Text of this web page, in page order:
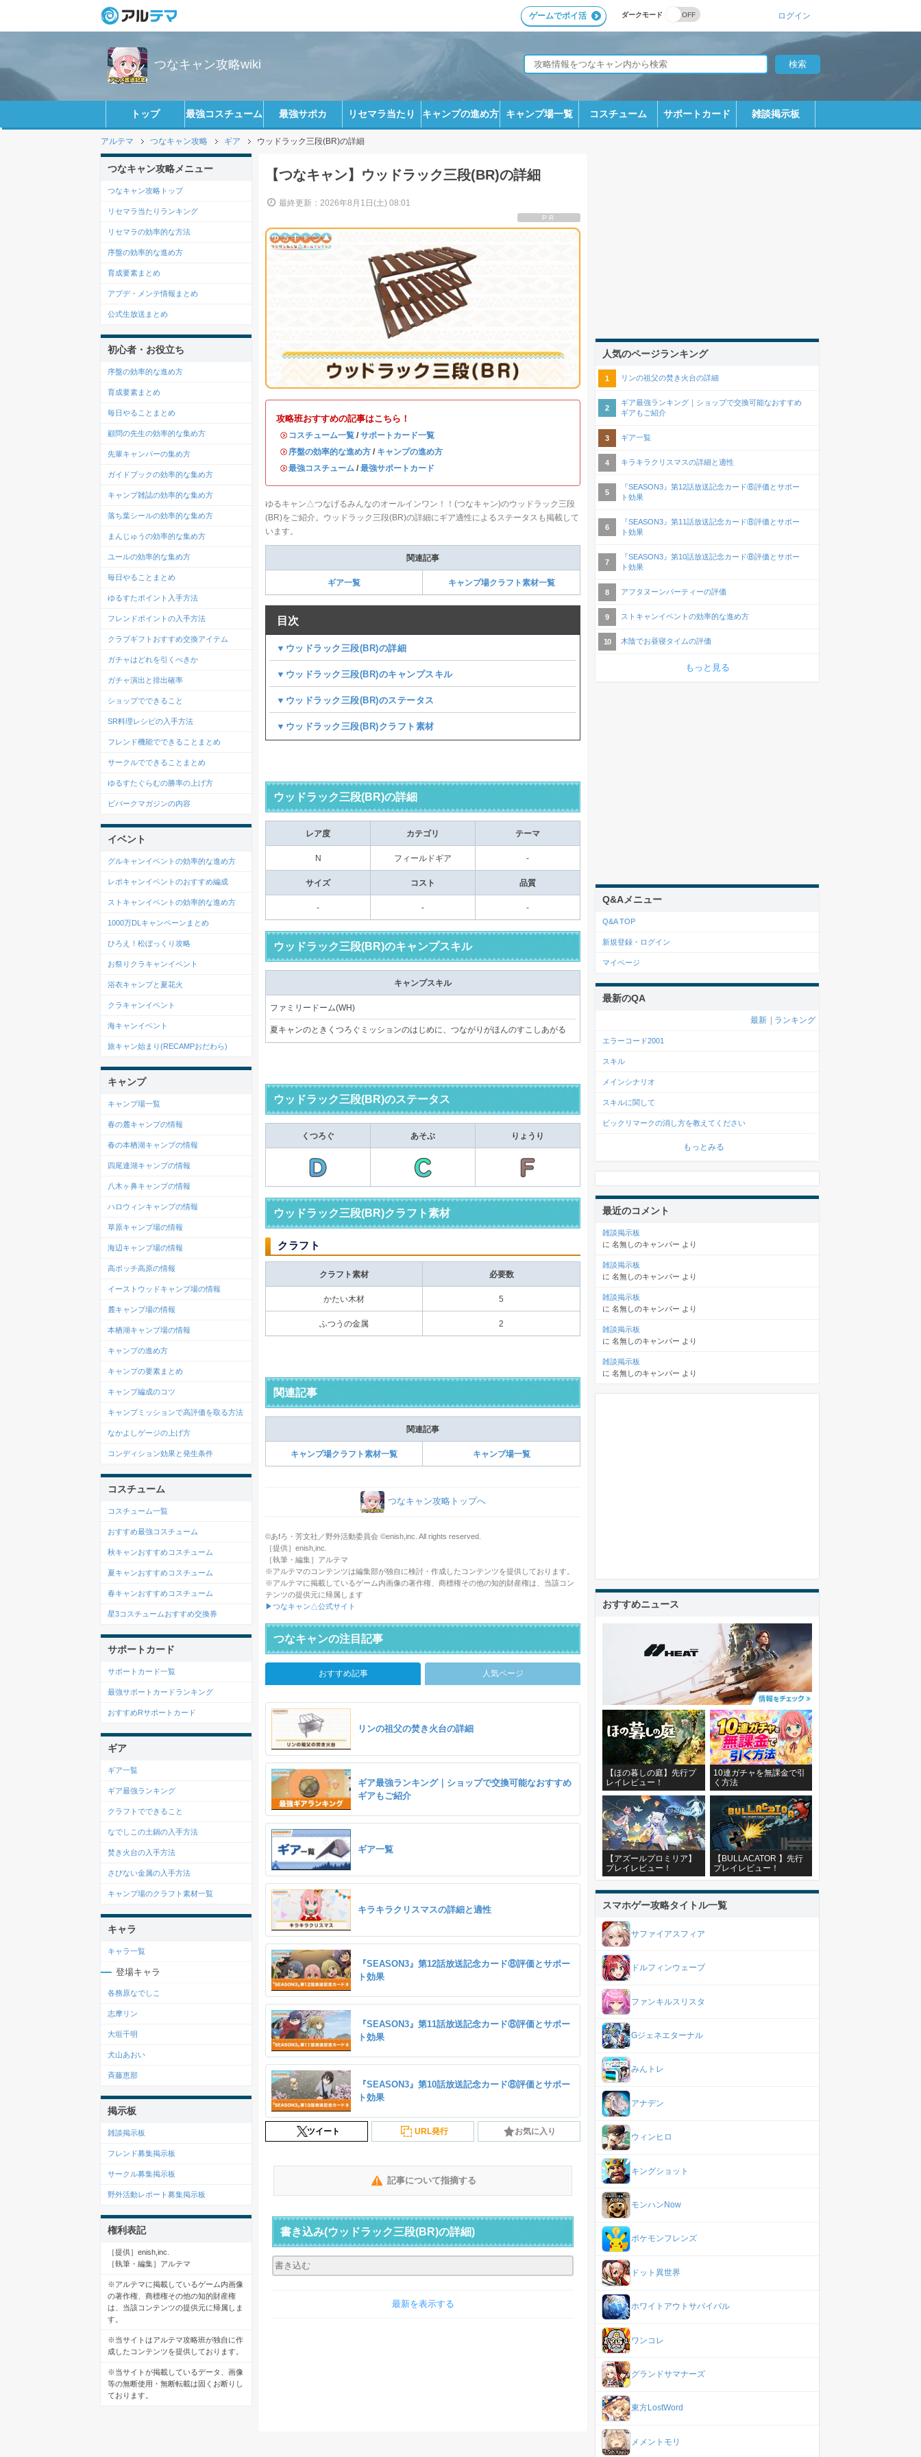
ダークモード
ゲームでポイ活 ログイン
つなキャン攻略wiki
トップ 最強コスチューム 最強サポカ リセマラ当たり キャンプの進め方 キャンプ場一覧 コスチューム サポートカード 雑談掲示板
アルテマ つなキャン攻略 ギア ウッドラック三段(BR)の詳細
【つなキャン】ウッドラック三段(BR)の詳細
最終更新：2026年8月1日(土) 08:01
PR
攻略班おすすめの記事はこちら！
・ コスチューム一覧 / サポートカード一覧
・ 序盤の効率的な進め方 / キャンプの進め方
・最強コスチューム / 最強サポートカード
ゆるキャン△つなげるみんなのオールインワン！！(つなキャン)のウッドラック三段
(BR)をご紹介。ウッドラック三段(BR)の詳細にギア適性によるステータスも掲載して
います。
関連記事
ギア一覧 キャンプ場クラフト素材一覧
目次
▼ウッドラック三段(BR)の詳細
▼ウッドラック三段(BR)のキャンプスキル
▼ウッドラック三段(BR)のステータス
▼ウッドラック三段(BR)クラフト素材
ウッドラック三段(BR)の詳細
レア度 カテゴリ テーマ
N フィールドギア -
サイズ コスト 品質
- - -
ウッドラック三段(BR)のキャンプスキル
キャンプスキル
ファミリードーム(WH)
夏キャンのときくつろぐミッションのはじめに、つながりがほんのすこしあがる
ウッドラック三段(BR)のステータス
くつろぐ あそぶ りょうり
ウッドラック三段(BR)クラフト素材
クラフト
クラフト素材 必要数
かたい木材 5
ふつうの金属 2
関連記事
関連記事
キャンプ場クラフト素材一覧 キャンプ場一覧
つなキャン攻略トップへ
©あfろ・芳文社／野外活動委員会 ©enish,inc. All rights reserved.
［提供］enish,inc.
［執筆・編集］アルテマ
※アルテマのコンテンツは編集部が独自に検討・作成したコンテンツを提供しております。
※アルテマに掲載しているゲーム内画像の著作権、商標権その他の知的財産権は、当該コン
テンツの提供元に帰属します
▶つなキャン△公式サイト
つなキャンの注目記事
おすすめ記事 人気ページ
リンの祖父の焚き火台の詳細
ギア最強ランキング｜ショップで交換可能なおすすめ
ギアもご紹介
ギア一覧
キラキラクリスマスの詳細と適性
『SEASON3』第12話放送記念カード⑧評価とサポー
ト効果
『SEASON3』第11話放送記念カード⑧評価とサポー
ト効果
『SEASON3』第10話放送記念カード⑧評価とサポー
ト効果
ツイート URL発行 お気に入り
記事について指摘する
書き込み(ウッドラック三段(BR)の詳細)
最新を表示する
つなキャン攻略メニュー
つなキャン攻略トップ
リセマラ当たりランキング
リセマラの効率的な方法
序盤の効率的な進め方
育成要素まとめ
アプデ・メンテ情報まとめ
公式生放送まとめ
初心者・お役立ち
序盤の効率的な進め方
育成要素まとめ
毎日やることまとめ
顧問の先生の効率的な集め方
先輩キャンパーの集め方
ガイドブックの効率的な集め方
キャンプ雑誌の効率的な集め方
落ち葉シールの効率的な集め方
まんじゅうの効率的な集め方
ユールの効率的な集め方
毎日やることまとめ
ゆるすたポイント入手方法
フレンドポイントの入手方法
クラブギフトおすすめ交換アイテム
ガチャはどれを引くべきか
ガチャ演出と排出確率
ショップでできること
SR料理レシピの入手方法
フレンド機能でできることまとめ
サークルでできることまとめ
ゆるすたぐらむの勝率の上げ方
ビバークマガジンの内容
イベント
グルキャンイベントの効率的な進め方
レポキャンイベントのおすすめ編成
ストキャンイベントの効率的な進め方
1000万DLキャンペーンまとめ
ひろえ！松ぼっくり攻略
お祭りクラキャンイベント
浴衣キャンプと夏花火
クラキャンイベント
海キャンイベント
旅キャン始まり(RECAMPおだわら)
キャンプ
キャンプ場一覧
春の麓キャンプの情報
春の本栖湖キャンプの情報
四尾連湖キャンプの情報
八木ヶ鼻キャンプの情報
ハロウィンキャンプの情報
草原キャンプ場の情報
海辺キャンプ場の情報
高ボッチ高原の情報
イーストウッドキャンプ場の情報
麓キャンプ場の情報
本栖湖キャンプ場の情報
キャンプの進め方
キャンプの要素まとめ
キャンプ編成のコツ
キャンプミッションで高評価を取る方法
なかよしゲージの上げ方
コンディション効果と発生条件
コスチューム
コスチューム一覧
おすすめ最強コスチューム
秋キャンおすすめコスチューム
夏キャンおすすめコスチューム
春キャンおすすめコスチューム
星3コスチュームおすすめ交換券
サポートカード
サポートカード一覧
最強サポートカードランキング
おすすめRサポートカード
ギア
ギア一覧
ギア最強ランキング
クラフトでできること
なでしこの土鍋の入手方法
焚き火台の入手方法
さびない金属の入手方法
キャンプ場のクラフト素材一覧
キャラ
キャラ一覧
登場キャラ
各務原なでしこ
志摩リン
大垣千明
犬山あおい
斉藤恵那
掲示板
雑談掲示板
フレンド募集掲示板
サークル募集掲示板
野外活動レポート募集掲示板
権利表記
［提供］enish,inc.
［執筆・編集］アルテマ
※アルテマに掲載しているゲーム内画像
の著作権、商標権その他の知的財産権
は、当該コンテンツの提供元に帰属しま
す。
※当サイトはアルテマ攻略班が独自に作
成したコンテンツを提供しております。
※当サイトが掲載しているデータ、画像
等の無断使用・無断転載は固くお断りし
ております。
人気のページランキング
リンの祖父の焚き火台の詳細
ギア最強ランキング｜ショップで交換可能なおすすめ
ギアもご紹介
ギア一覧
キラキラクリスマスの詳細と適性
『SEASON3』第12話放送記念カード⑧評価とサポー
ト効果
『SEASON3』第11話放送記念カード⑧評価とサポー
ト効果
『SEASON3』第10話放送記念カード⑧評価とサポー
ト効果
アフタヌーンパーティーの評価
ストキャンイベントの効率的な進め方
木陰でお昼寝タイムの評価
もっと見る
Q&Aメニュー
Q&A TOP
新規登録・ログイン
マイページ
最新のQA
最新 ランキング
エラーコード2001
スキル
メインシナリオ
スキルに関して
ビックリマークの消し方を教えてください
もっとみる
最近のコメント
雑談掲示板
に 名無しのキャンパー より
雑談掲示板
に 名無しのキャンパー より
雑談掲示板
に 名無しのキャンパー より
雑談掲示板
に 名無しのキャンパー より
雑談掲示板
に 名無しのキャンパー より
おすすめニュース
【ほの暮しの庭】先行プ
レイレビュー！
10連ガチャを無課金で引
く方法
【アズールプロミリア】
プレイレビュー！
【BULLACATOR 】先行
プレイレビュー！
スマホゲー攻略タイトル一覧
サファイアスフィア
ドルフィンウェーブ
ファンキルスリスタ
Gジェネエターナル
みんトレ
アナデン
ウィンヒロ
キングショット
モンハンNow
ポケモンフレンズ
ドット異世界
ホワイトアウトサバイバル
ワンコレ
グランドサマナーズ
東方LostWord
メメントモリ